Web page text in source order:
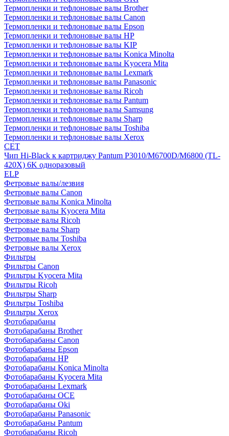
Термопленки и тефлоновые валы Brother
Термопленки и тефлоновые валы Canon
Термопленки и тефлоновые валы Epson
Термопленки и тефлоновые валы HP
Термопленки и тефлоновые валы KIP
Термопленки и тефлоновые валы Konica Minolta
Термопленки и тефлоновые валы Kyocera Mita
Термопленки и тефлоновые валы Lexmark
Термопленки и тефлоновые валы Panasonic
Термопленки и тефлоновые валы Ricoh
Термопленки и тефлоновые валы Pantum
Термопленки и тефлоновые валы Samsung
Термопленки и тефлоновые валы Sharp
Термопленки и тефлоновые валы Toshiba
Термопленки и тефлоновые валы Xerox
CET
Чип Hi-Black к картриджу Pantum P3010/M6700D/M6800 (TL-
420X) 6K одноразовый
ELP
Фетровые валы/лезвия
Фетровые валы Canon
Фетровые валы Konica Minolta
Фетровые валы Kyocera Mita
Фетровые валы Ricoh
Фетровые валы Sharp
Фетровые валы Toshiba
Фетровые валы Xerox
Фильтры
Фильтры Canon
Фильтры Kyocera Mita
Фильтры Ricoh
Фильтры Sharp
Фильтры Toshiba
Фильтры Xerox
Фотобарабаны
Фотобарабаны Brother
Фотобарабаны Canon
Фотобарабаны Epson
Фотобарабаны HP
Фотобарабаны Konica Minolta
Фотобарабаны Kyocera Mita
Фотобарабаны Lexmark
Фотобарабаны OCE
Фотобарабаны Oki
Фотобарабаны Panasonic
Фотобарабаны Pantum
Фотобарабаны Ricoh